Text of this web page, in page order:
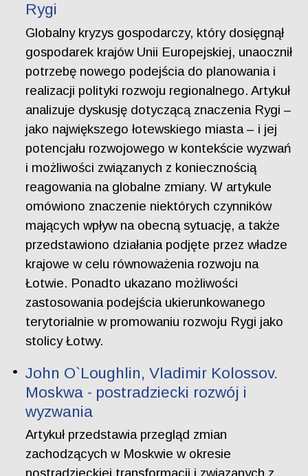
Rygi
Globalny kryzys gospodarczy, który dosięgnął
gospodarek krajów Unii Europejskiej, unaocznił
potrzebę nowego podejścia do planowania i
realizacji polityki rozwoju regionalnego. Artykuł
analizuje dyskusję dotyczącą znaczenia Rygi –
jako największego łotewskiego miasta – i jej
potencjału rozwojowego w kontekście wyzwań
i możliwości związanych z koniecznością
reagowania na globalne zmiany. W artykule
omówiono znaczenie niektórych czynników
mających wpływ na obecną sytuację, a także
przedstawiono działania podjęte przez władze
krajowe w celu równoważenia rozwoju na
Łotwie. Ponadto ukazano możliwości
zastosowania podejścia ukierunkowanego
terytorialnie w promowaniu rozwoju Rygi jako
stolicy Łotwy.
John O`Loughlin, Vladimir Kolossov.
Moskwa - postradziecki rozwój i
wyzwania
Artykuł przedstawia przegląd zmian
zachodzących w Moskwie w okresie
postradzieckiej transformacji i związanych z